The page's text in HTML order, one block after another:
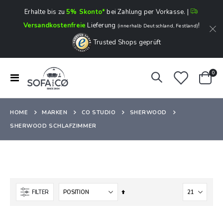
Erhalte bis zu5% Skonto*bei Zahlung per Vorkasse. |
Versandkostenfreie Lieferung (innerhalb Deutschland, Festland)!
Trusted Shops geprüft
Navigation
umschalten
0
HOME MARKEN CO STUDIO
SHERWOOD
SHERWOOD SCHLAFZIMMER
FILTER
In